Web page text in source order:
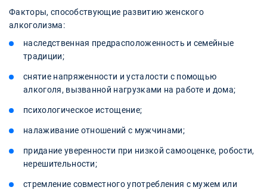
Факторы, способствующие развитию женского
алкоголизма:
наследственная предрасположенность и семейные
традиции;
снятие напряженности и усталости с помощью
алкоголя, вызванной нагрузками на работе и дома;
психологическое истощение;
налаживание отношений с мужчинами;
придание уверенности при низкой самооценке, робости,
нерешительности;
стремление совместного употребления с мужем или